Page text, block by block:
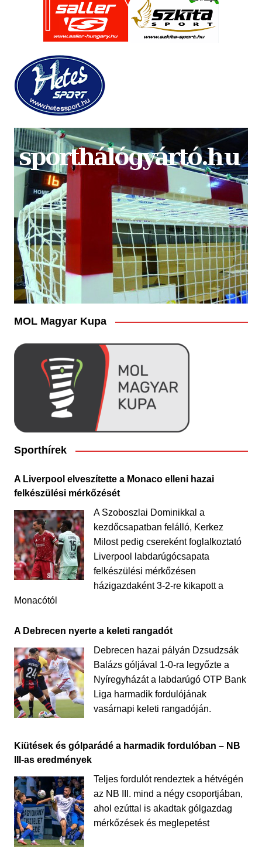
MOL Magyar Kupa
Sporthírek
A Liverpool elveszítette a Monaco elleni hazai
felkészülési mérkőzését
A Szoboszlai Dominikkal a
kezdőcsapatban felálló, Kerkez
Milost pedig csereként foglalkoztató
Liverpool labdarúgócsapata
felkészülési mérkőzésen
házigazdaként 3-2-re kikapott a
Monacótól
A Debrecen nyerte a keleti rangadót
Debrecen hazai pályán Dzsudzsák
Balázs góljával 1-0-ra legyőzte a
Nyíregyházát a labdarúgó OTP Bank
Liga harmadik fordulójának
vasárnapi keleti rangadóján.
Kiütések és gólparádé a harmadik fordulóban – NB
III-as eredmények
Teljes fordulót rendeztek a hétvégén
az NB III. mind a négy csoportjában,
ahol ezúttal is akadtak gólgazdag
mérkőzések és meglepetést